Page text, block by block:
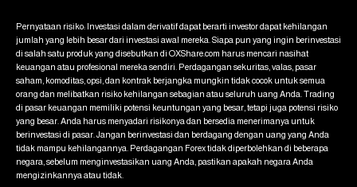
Pernyataan risiko: Investasi dalam derivatif dapat berarti investor dapat kehilangan
jumlah yang lebih besar dari investasi awal mereka. Siapa pun yang ingin berinvestasi
di salah satu produk yang disebutkan di OXShare.com harus mencari nasihat
keuangan atau profesional mereka sendiri. Perdagangan sekuritas, valas, pasar
saham, komoditas, opsi, dan kontrak berjangka mungkin tidak cocok untuk semua
orang dan melibatkan risiko kehilangan sebagian atau seluruh uang Anda. Trading
di pasar keuangan memiliki potensi keuntungan yang besar, tetapi juga potensi risiko
yang besar. Anda harus menyadari risikonya dan bersedia menerimanya untuk
berinvestasi di pasar. Jangan berinvestasi dan berdagang dengan uang yang Anda
tidak mampu kehilangannya. Perdagangan Forex tidak diperbolehkan di beberapa
negara, sebelum menginvestasikan uang Anda, pastikan apakah negara Anda
mengizinkannya atau tidak.